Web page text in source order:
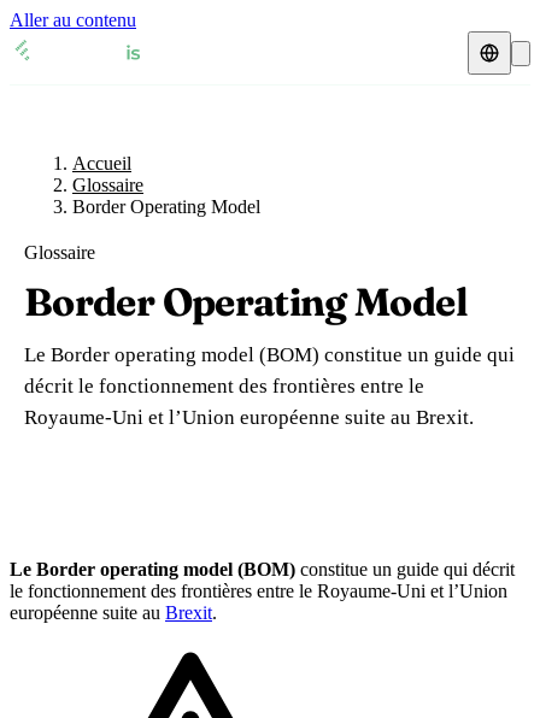
Aller au contenu
🇫🇷 France
🇬🇧 Royaume-Uni
🇧🇪 Belgique
Allemagne
🇮🇹 Italie
🇳🇱 Pays-Bas
Fiches TVA
🇫🇷 France
🇬🇧
🇨🇭 Suisse
🇧🇪 Belgique
🇩🇪Allemagne
🇱🇺 Luxembourg
Pays-Bas
Toutes les fiches pays
Expert-comptable
Expert-comptable e-commerce
Expert-comptable Amazon
Ressources & Blog
Blog
Glossaire
Vérifier un n° TVA
Accueil
Glossaire
Border Operating Model
Glossaire
Border Operating Model
Le Border operating model (BOM) constitue un guide qui
décrit le fonctionnement des frontières entre le
Royaume-Uni et l’Union européenne suite au Brexit.
Le Border operating model (BOM) constitue un guide qui décrit
le fonctionnement des frontières entre le Royaume-Uni et l’Union
européenne suite au Brexit.